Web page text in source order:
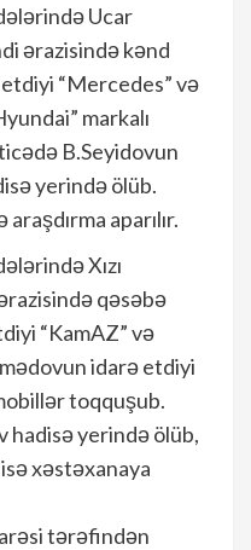
Ucar
ərazisində kənd
“Mercedes” və
markalı
B.Seyidovun
yerində ölüb.
aparılır.
Xızı
qəsəbə
“KamAZ” və
idarə etdiyi
toqquşub.
yerində ölüb,
xəstəxanaya
tərəfindən